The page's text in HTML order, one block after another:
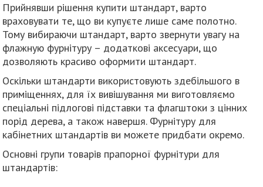
Прийнявши рішення купити штандарт, варто
враховувати те, що ви купуєте лише саме полотно.
Тому вибираючи штандарт, варто звернути увагу на
флажную фурнітуру – додаткові аксесуари, що
дозволяють красиво оформити штандарт.
Оскільки штандарти використовують здебільшого в
приміщеннях, для їх вивішування ми виготовляємо
спеціальні підлогові підставки та флагштоки з цінних
порід дерева, а також навершя. Фурнітуру для
кабінетних штандартів ви можете придбати окремо.
Основні групи товарів прапорної фурнітури для
штандартів: